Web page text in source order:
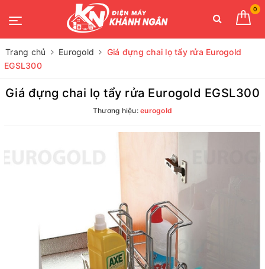
0
Trang chủ Eurogold
Giá đựng chai lọ tẩy rửa Eurogold
EGSL300
Giá đựng chai lọ tẩy rửa Eurogold EGSL300
Thương hiệu:eurogold